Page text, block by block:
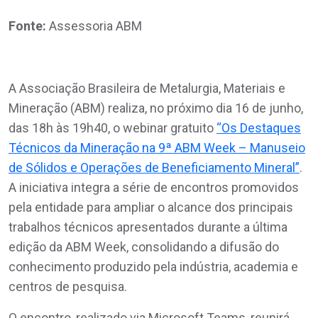
Fonte: Assessoria ABM
A Associação Brasileira de Metalurgia, Materiais e
Mineração (ABM) realiza, no próximo dia 16 de junho,
das 18h às 19h40, o webinar gratuito “Os Destaques
Técnicos da Mineração na 9ª ABM Week – Manuseio
de Sólidos e Operações de Beneficiamento Mineral”.
A iniciativa integra a série de encontros promovidos
pela entidade para ampliar o alcance dos principais
trabalhos técnicos apresentados durante a última
edição da ABM Week, consolidando a difusão do
conhecimento produzido pela indústria, academia e
centros de pesquisa.